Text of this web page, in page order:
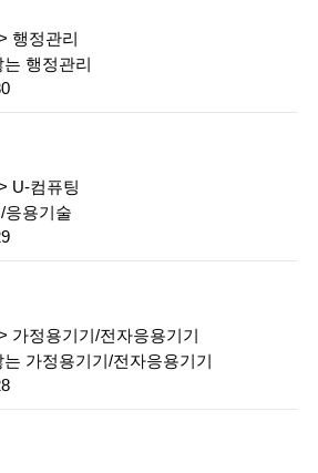
행정관리
행정관리
U-컴퓨팅
응용기술
가정용기기/전자응용기기
가정용기기/전자응용기기